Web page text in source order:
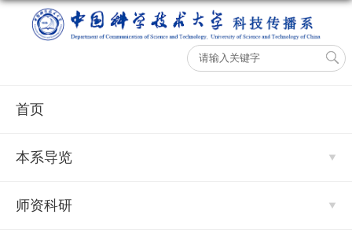
首页
本系导览
师资科研